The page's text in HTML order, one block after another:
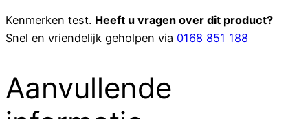
Kenmerken test. Heeft u vragen over dit product?
Snel en vriendelijk geholpen via 0168 851 188
Aanvullende